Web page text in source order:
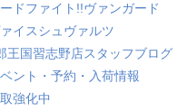
ドファイト!!ヴァンガード
イスシュヴァルツ
王国習志野店スタッフブログ
ント・予約・入荷情報
強化中